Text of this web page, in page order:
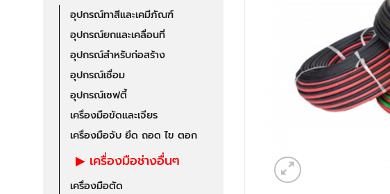
อุปกรณ์ทาสีและเคมีภัณฑ์
อุปกรณ์ยกและเคลื่อนที่
อุปกรณ์สำหรับก่อสร้าง
อุปกรณ์เชื่อม
อุปกรณ์เซฟตี้
เครื่องมือขัดและเจียร
เครื่องมือจับ ยึด ถอด ไข ตอก
เครื่องมือช่างอื่นๆ
เครื่องมือตัด